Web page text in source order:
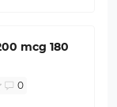
mcg 180
0